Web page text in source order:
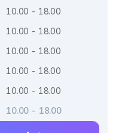
10.00 - 18.00
10.00 - 18.00
10.00 - 18.00
10.00 - 18.00
10.00 - 18.00
10.00 - 18.00